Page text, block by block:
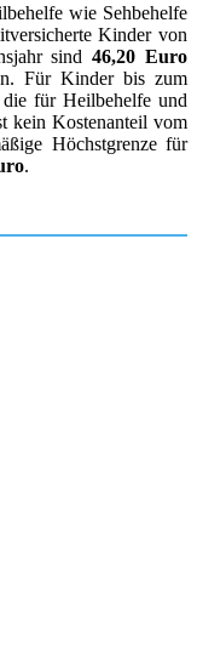
wie Sehbehelfe
Kinder von
sind46,20 Euro
Für Kinder bis zum
für Heilbehelfe und
kein Kostenanteil vom
Höchstgrenze für
.